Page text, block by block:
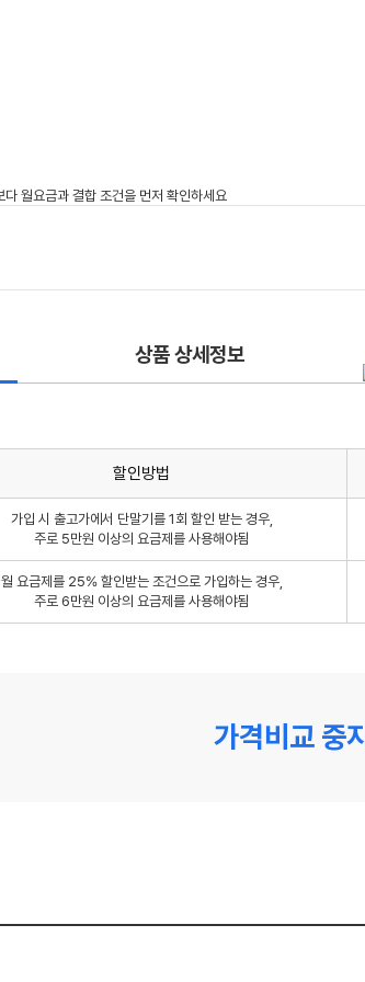
상품 상세정보
할인방법
가입 시 출고가에서 단말기를 1회 할인 받는 경우,
주로 5만원 이상의 요금제를 사용해야됨
월 요금제를 25% 할인받는 조건으로 가입하는 경우,
주로 6만원 이상의 요금제를 사용해야됨
가격비교 중지